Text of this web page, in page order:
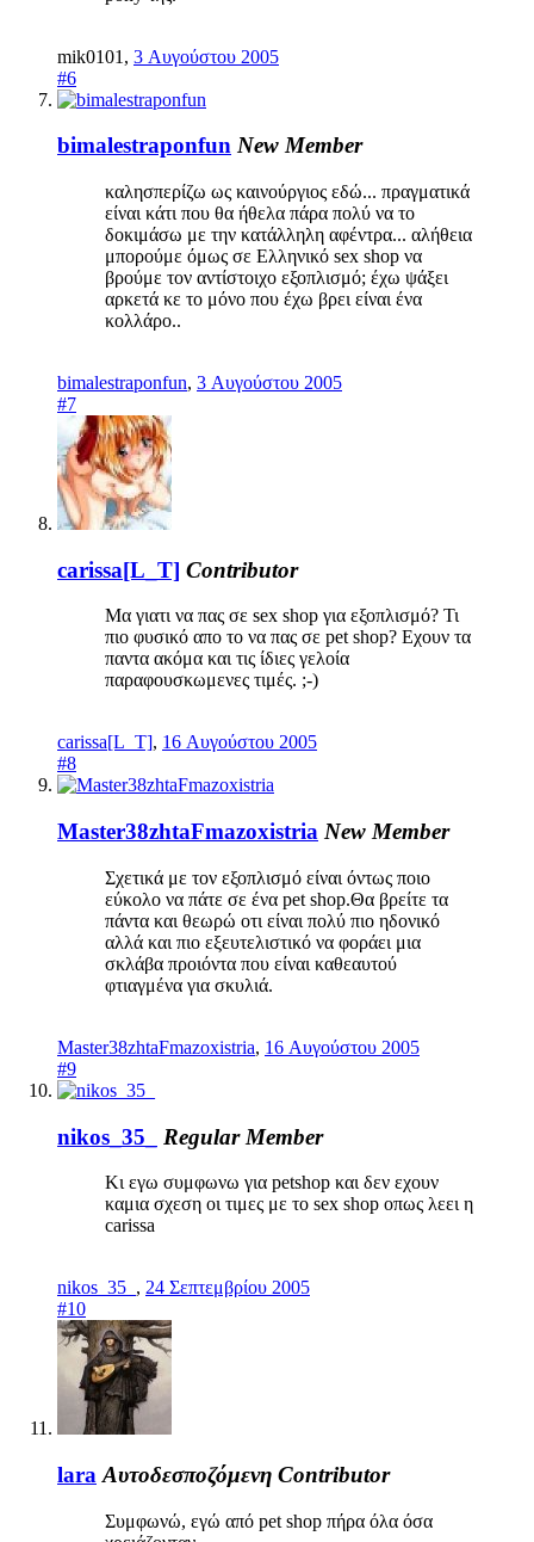
mik0101 , 3 Αυγούστου 2005
#6
bimalestraponfun New Member
καλησπερίζω ως καινούργιος εδώ... πραγματικά
είναι κάτι που θα ήθελα πάρα πολύ να το
δοκιμάσω με την κατάλληλη αφέντρα... αλήθεια
μπορούμε όμως σε Ελληνικό sex shop να
βρούμε τον αντίστοιχο εξοπλισμό; έχω ψάξει
αρκετά κε το μόνο που έχω βρει είναι ένα
κολλάρο..
bimalestraponfun, 3 Αυγούστου 2005
#7
carissa[L_T] Contributor
Μα γιατι να πας σε sex shop για εξοπλισμό? Τι
πιο φυσικό απο το να πας σε pet shop? Εχουν τα
παντα ακόμα και τις ίδιες γελοία
παραφουσκωμενες τιμές. ;-)
carissa[L_T], 16 Αυγούστου 2005
#8
Master38zhtaFmazoxistria New Member
Σχετικά με τον εξοπλισμό είναι όντως ποιο
εύκολο να πάτε σε ένα pet shop.Θα βρείτε τα
πάντα και θεωρώ οτι είναι πολύ πιο ηδονικό
αλλά και πιο εξευτελιστικό να φοράει μια
σκλάβα προιόντα που είναι καθεαυτού
φτιαγμένα για σκυλιά.
Master38zhtaFmazoxistria, 16 Αυγούστου 2005
#9
nikos_35_ Regular Member
Κι εγω συμφωνω για petshop και δεν εχουν
καμια σχεση οι τιμες με το sex shop οπως λεει η
carissa
nikos_35_ , 24 Σεπτεμβρίου 2005
#10
lara Αυτοδεσποζόμενη Contributor
Συμφωνώ, εγώ από pet shop πήρα όλα όσα